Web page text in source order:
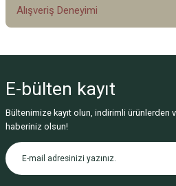
Alışveriş Deneyimi
Deneyimini
E-bülten kayıt
Bültenimize kayıt olun, indirimli ürünlerden
haberiniz olsun!